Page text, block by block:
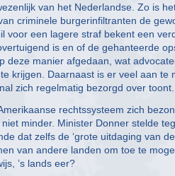
van het Nederlandse. Zo is
criminele burgerinfiltranten de
een lagere straf bekent een
is en of de gehanteerde
deze manier afgedaan, wat
krijgen. Daarnaast is er veel aan te
zich regelmatig bezorgd over toont.
rechtssysteem zich
minder. Minister Donner stelde
dat zelfs de ‘grote uitdaging van
van andere landen om toe te
’s lands eer?